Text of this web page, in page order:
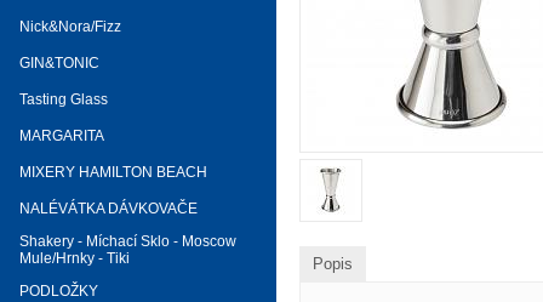
Nick&Nora/Fizz
GIN&TONIC
Tasting Glass
MARGARITA
MIXERY HAMILTON BEACH
NALÉVÁTKA DÁVKOVAČE
Shakery - Míchací Sklo - Moscow
Mule/Hrnky - Tiki
PODLOŽKY
Popis